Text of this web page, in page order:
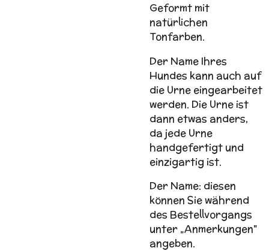
Geformt mit
natürlichen
Tonfarben.
Der Name Ihres
Hundes kann auch auf
die Urne eingearbeitet
werden. Die Urne ist
dann etwas anders,
da jede Urne
handgefertigt und
einzigartig ist.
Der Name: diesen
können Sie während
des Bestellvorgangs
unter „Anmerkungen"
angeben.